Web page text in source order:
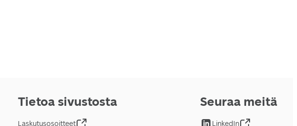
Tietoa sivustosta
Laskutusosoitteet
Seuraa meitä
LinkedIn